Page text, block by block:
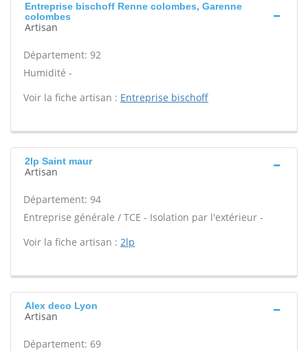
Entreprise bischoff Renne colombes, Garenne
colombes
Artisan
Département: 92
Humidité -
Voir la fiche artisan : Entreprise bischoff
2lp Saint maur
Artisan
Département: 94
Entreprise générale / TCE - Isolation par l'extérieur -
Voir la fiche artisan : 2lp
Alex deco Lyon
Artisan
Département: 69